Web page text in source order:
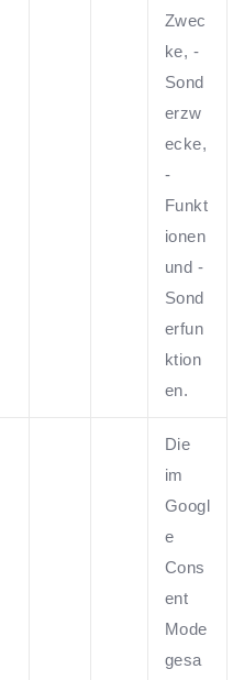
Zwec
ke, -
Sond
erzw
ecke,
-
Funkt
ionen
und -
Sond
erfun
ktion
en.
Die
im
Googl
e
Cons
ent
Mode
gesa